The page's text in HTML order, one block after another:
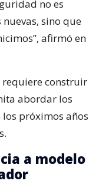
no es
sino que
afirmó en
requiere construir
abordar los
próximos años
a modelo